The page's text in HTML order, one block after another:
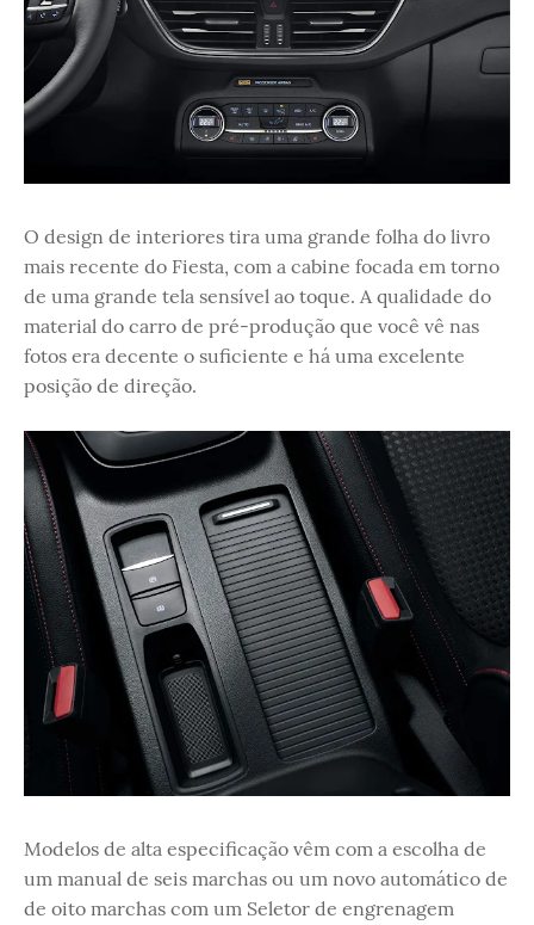
O design de interiores tira uma grande folha do livro
mais recente do Fiesta, com a cabine focada em torno
de uma grande tela sensível ao toque. A qualidade do
material do carro de pré-produção que você vê nas
fotos era decente o suficiente e há uma excelente
posição de direção.
Modelos de alta especificação vêm com a escolha de
um manual de seis marchas ou um novo automático de
de oito marchas com um Seletor de engrenagem